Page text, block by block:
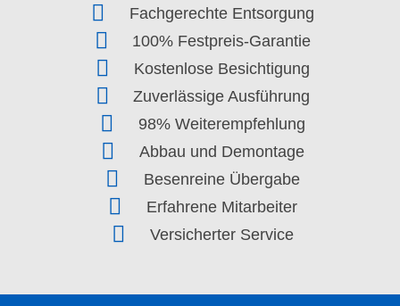
Fachgerechte Entsorgung
100% Festpreis-Garantie
Kostenlose Besichtigung
Zuverlässige Ausführung
98% Weiterempfehlung
Abbau und Demontage
Besenreine Übergabe
Erfahrene Mitarbeiter
Versicherter Service